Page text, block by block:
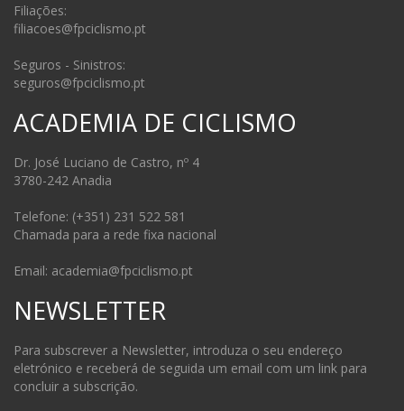
Filiações:
filiacoes@fpciclismo.pt
Seguros - Sinistros:
seguros@fpciclismo.pt
ACADEMIA DE CICLISMO
Dr. José Luciano de Castro, nº 4
3780-242 Anadia
Telefone: (+351) 231 522 581
Chamada para a rede fixa nacional
Email: academia@fpciclismo.pt
NEWSLETTER
Para subscrever a Newsletter, introduza o seu endereço
eletrónico e receberá de seguida um email com um link para
concluir a subscrição.